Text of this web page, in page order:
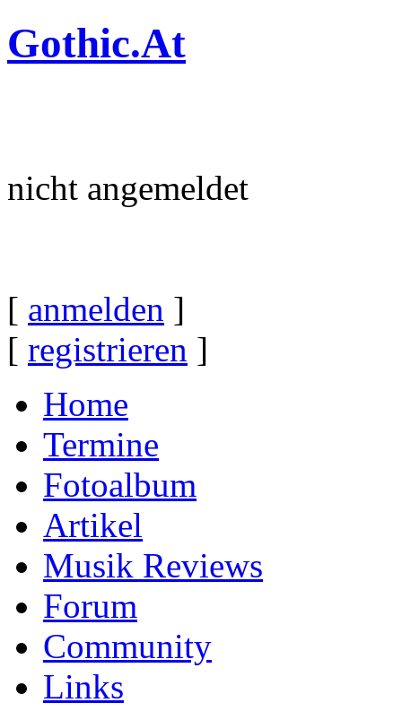
Gothic.At
nicht angemeldet
[ anmelden ]
[ registrieren ]
Home
Termine
Fotoalbum
Artikel
Musik Reviews
Forum
Community
Links